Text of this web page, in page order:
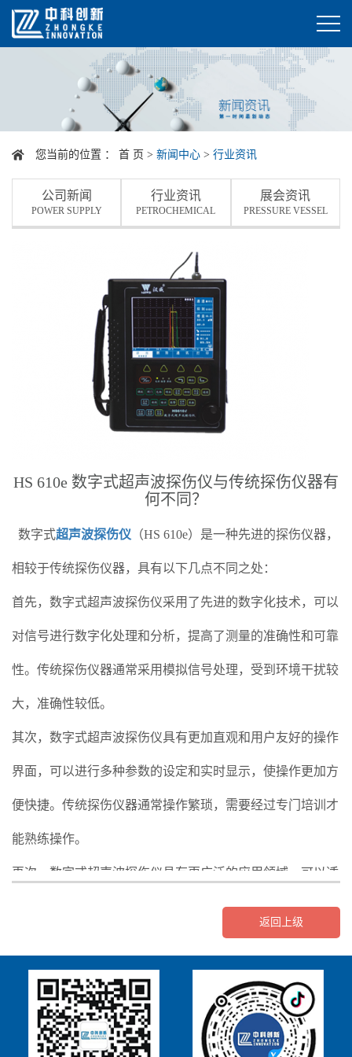
您当前的位置 ： 首 页 > 新闻中心 > 行业资讯
公司新闻
POWER SUPPLY
行业资讯
PETROCHEMICAL
展会资讯
PRESSURE VESSEL
HS 610e 数字式超声波探伤仪与传统探伤仪器有
何不同？
数字式超声波探伤仪 （HS 610e）是一种先进的探伤仪器，
相较于传统探伤仪器，具有以下几点不同之处：
首先，数字式超声波探伤仪采用了先进的数字化技术，可以
对信号进行数字化处理和分析，提高了测量的准确性和可靠
性。传统探伤仪器通常采用模拟信号处理，受到环境干扰较
大，准确性较低。
其次，数字式超声波探伤仪具有更加直观和用户友好的操作
界面，可以进行多种参数的设定和实时显示，使操作更加方
便快捷。传统探伤仪器通常操作繁琐，需要经过专门培训才
能熟练操作。
再次，数字式超声波探伤仪具有更广泛的应用领域，可以适
用于更多的材料和工件进行探伤检测。传统探伤仪器在适用
性方面存在一定局限性，无法满足一些特殊要求。TOFD超
声波检测仪
返回上级